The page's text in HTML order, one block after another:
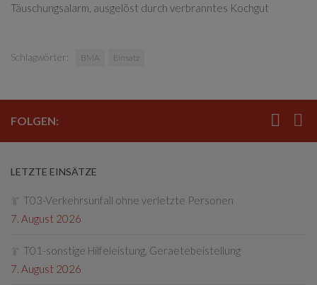
Täuschungsalarm, ausgelöst durch verbranntes Kochgut
Schlagwörter: BMA Einsatz
FOLGEN:
LETZTE EINSÄTZE
T03-Verkehrsunfall ohne verletzte Personen
7. August 2026
T01-sonstige Hilfeleistung, Geraetebeistellung
7. August 2026